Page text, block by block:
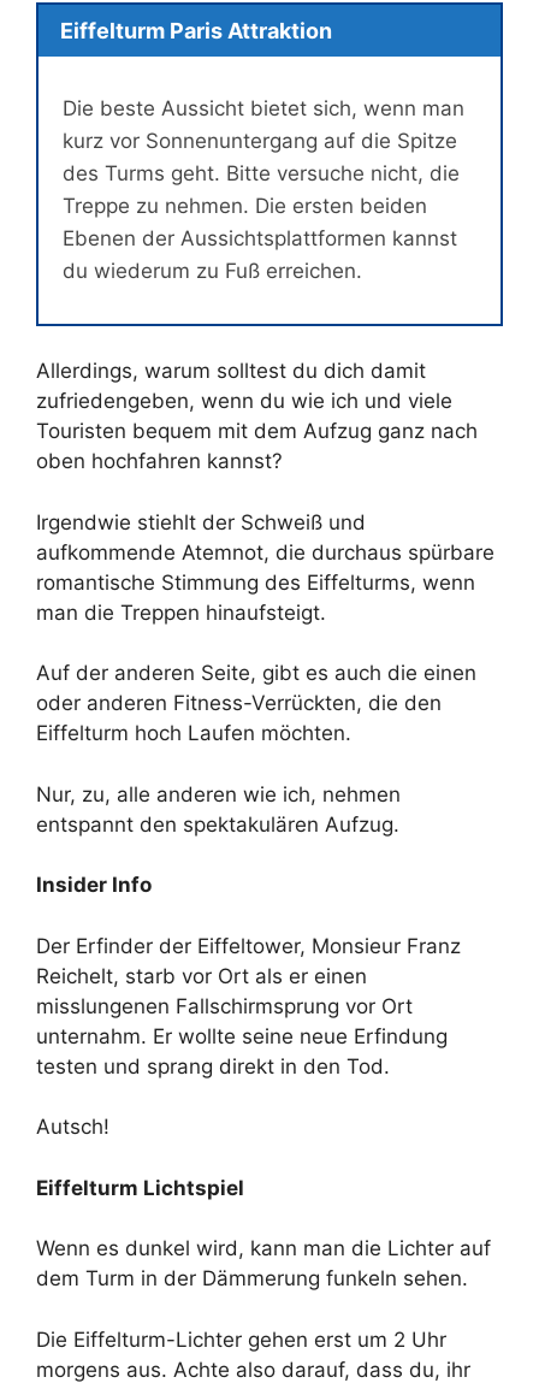
Eiffelturm Paris Attraktion
Die beste Aussicht bietet sich, wenn man
kurz vor Sonnenuntergang auf die Spitze
des Turms geht. Bitte versuche nicht, die
Treppe zu nehmen. Die ersten beiden
Ebenen der Aussichtsplattformen kannst
du wiederum zu Fuß erreichen.
Allerdings, warum solltest du dich damit
zufriedengeben, wenn du wie ich und viele
Touristen bequem mit dem Aufzug ganz nach
oben hochfahren kannst?
Irgendwie stiehlt der Schweiß und
aufkommende Atemnot, die durchaus spürbare
romantische Stimmung des Eiffelturms, wenn
man die Treppen hinaufsteigt.
Auf der anderen Seite, gibt es auch die einen
oder anderen Fitness-Verrückten, die den
Eiffelturm hoch Laufen möchten.
Nur, zu, alle anderen wie ich, nehmen
entspannt den spektakulären Aufzug.
Insider Info
Der Erfinder der Eiffeltower, Monsieur Franz
Reichelt, starb vor Ort als er einen
misslungenen Fallschirmsprung vor Ort
unternahm. Er wollte seine neue Erfindung
testen und sprang direkt in den Tod.
Autsch!
Eiffelturm Lichtspiel
Wenn es dunkel wird, kann man die Lichter auf
dem Turm in der Dämmerung funkeln sehen.
Die Eiffelturm-Lichter gehen erst um 2 Uhr
morgens aus. Achte also darauf, dass du, ihr